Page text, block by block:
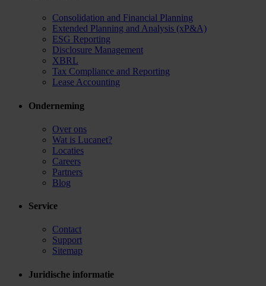
Consolidation and Financial Planning
Extended Planning and Analysis (xP&A)
ESG Reporting
Disclosure Management
XBRL
Tax Compliance and Reporting
Lease Accounting
Onderneming
Over ons
Wat is Lucanet?
Locaties
Careers
Partners
Blog
Service
Contact
Support
Sitemap
Juridische informatie